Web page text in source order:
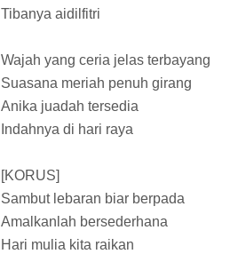
Tibanya aidilfitri
Wajah yang ceria jelas terbayang
Suasana meriah penuh girang
Anika juadah tersedia
Indahnya di hari raya
[KORUS]
Sambut lebaran biar berpada
Amalkanlah bersederhana
Hari mulia kita raikan